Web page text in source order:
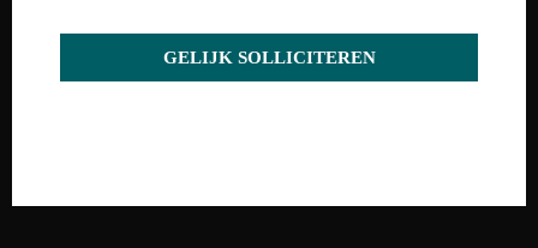
GELIJK SOLLICITEREN